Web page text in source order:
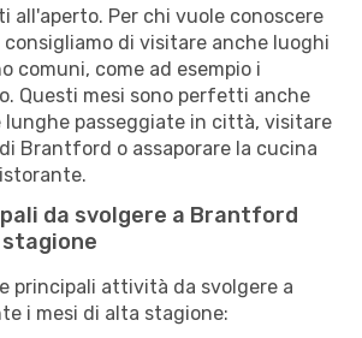
all'aperto. Per chi vuole conoscere
consigliamo di visitare anche luoghi
comuni, come ad esempio i
Questi mesi sono perfetti anche
lunghe passeggiate in città, visitare
Brantford o assaporare la cucina
da svolgere a Brantford
principali attività da svolgere a
i mesi di alta stagione: